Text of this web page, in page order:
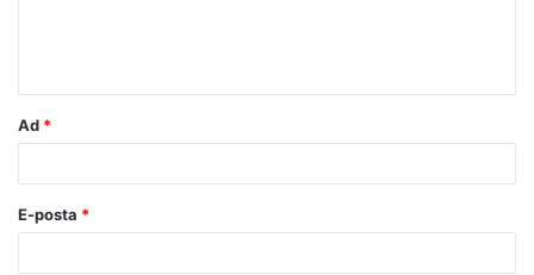
Ad *
E-posta *